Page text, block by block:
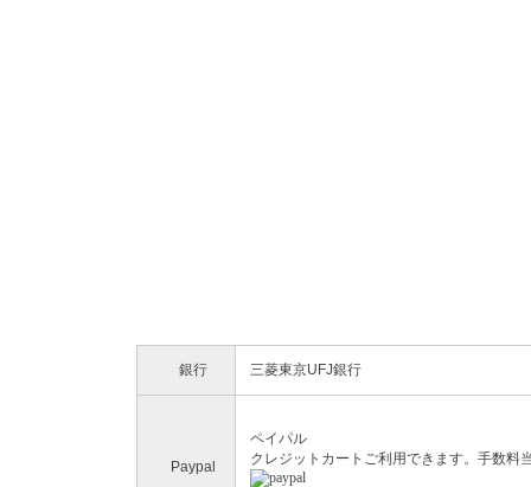
銀行 三菱東京UFJ銀行
Paypal
ペイパル
クレジットカートご利用できます。手数料